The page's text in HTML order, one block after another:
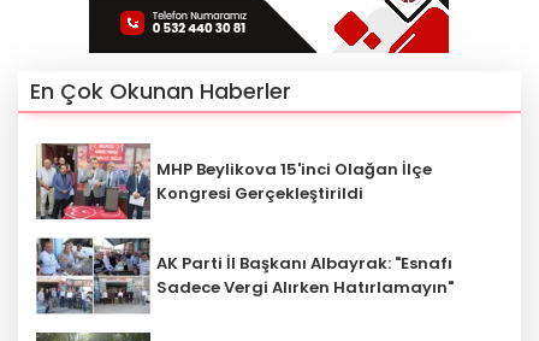
En Çok Okunan Haberler
MHP Beylikova 15'inci Olağan İlçe
Kongresi Gerçekleştirildi
AK Parti İl Başkanı Albayrak: "Esnafı
Sadece Vergi Alırken Hatırlamayın"